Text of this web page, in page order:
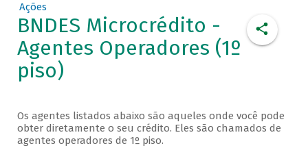
Ações
BNDES Microcrédito -
Agentes Operadores (1º
piso)
Os agentes listados abaixo são aqueles onde você pode
obter diretamente o seu crédito. Eles são chamados de
agentes operadores de 1º piso.